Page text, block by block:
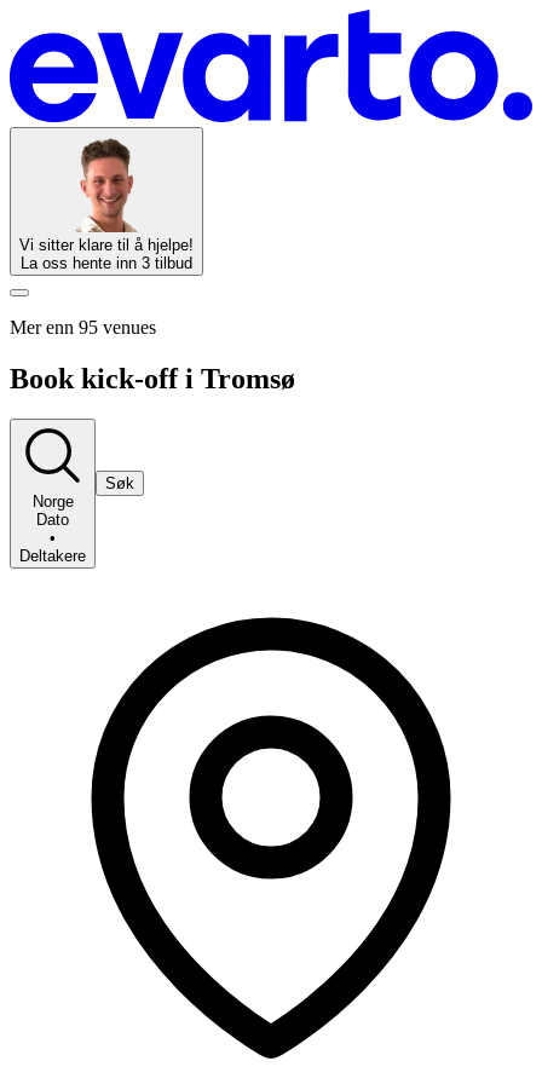
Vi sitter klare til å hjelpe!
La oss hente inn 3 tilbud
Mer enn 95 venues
Book kick-off i Tromsø
Norge
Dato
•
Deltakere
Søk